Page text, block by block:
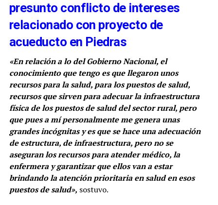
presunto conflicto de intereses
relacionado con proyecto de
acueducto en Piedras
«En relación a lo del Gobierno Nacional, el
conocimiento que tengo es que llegaron unos
recursos para la salud, para los puestos de salud,
recursos que sirven para adecuar la infraestructura
física de los puestos de salud del sector rural, pero
que pues a mí personalmente me genera unas
grandes incógnitas y es que se hace una adecuación
de estructura, de infraestructura, pero no se
aseguran los recursos para atender médico, la
enfermera y garantizar que ellos van a estar
brindando la atención prioritaria en salud en esos
puestos de salud», sostuvo.